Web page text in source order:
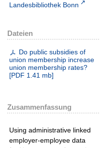
Landesbibliothek Bonn
Dateien
Do public subsidies of
union membership increase
union membership rates?
[PDF 1.41 mb]
Zusammenfassung
Using administrative linked
employer-employee data